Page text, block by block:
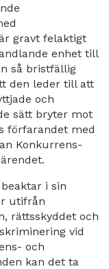
gravt felaktigt
enhet till
så bristfällig
den leder till att
och
sätt bryter mot
förfarandet med
Konkurrens-
i sin
utifrån
rättsskyddet och
vid
och
kan det ta